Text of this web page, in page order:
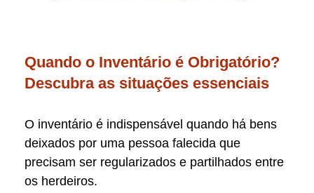
Quando o Inventário é Obrigatório?
Descubra as situações essenciais
O inventário é indispensável quando há bens
deixados por uma pessoa falecida que
precisam ser regularizados e partilhados entre
os herdeiros.